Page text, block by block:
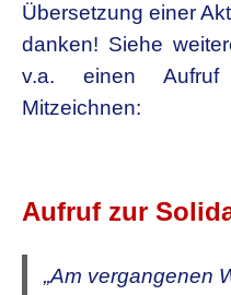
Übersetzung einer
danken! Siehe
v.a. einen
Mitzeichnen:
Aufruf zur
„Am vergangenen